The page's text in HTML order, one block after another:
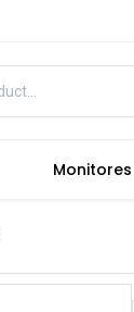
Monitores